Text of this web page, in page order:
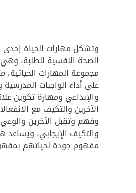
وتشكل مهارات الحياة إحدى
الصحة النفسية للطلبة،
مجموعة المهارات الحياتية،
على أداء الواجبات المدرسية
والإبداعي ومهارة تكوين
الآخرين والتكيف مع
وفهم وتقبل الآخرين
والتكيف الإيجابي، ويساعد
مفهوم جودة لحياتهم